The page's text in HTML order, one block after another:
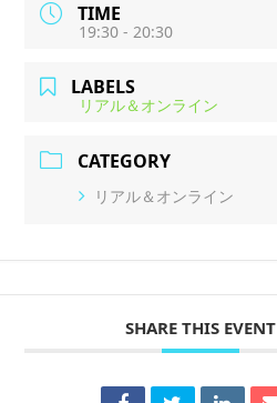
TIME
19:30 - 20:30
LABELS
リアル＆オンライン
CATEGORY
リアル＆オンライン
SHARE THIS EVENT